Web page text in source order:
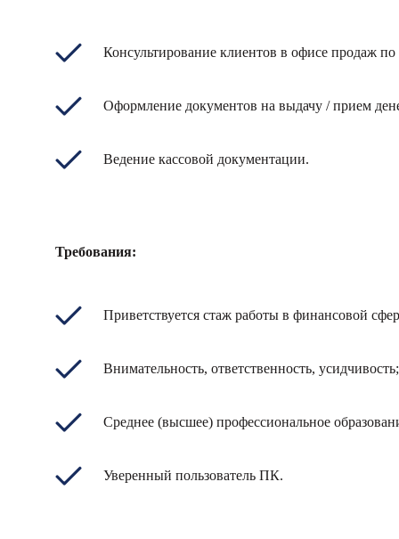
Консультирование клиентов в офисе продаж
Оформление документов на выдачу / прием
Ведение кассовой документации.
Требования:
Приветствуется стаж работы в финансовой
Внимательность, ответственность, усидчивость;
Среднее (высшее) профессиональное
Уверенный пользователь ПК.